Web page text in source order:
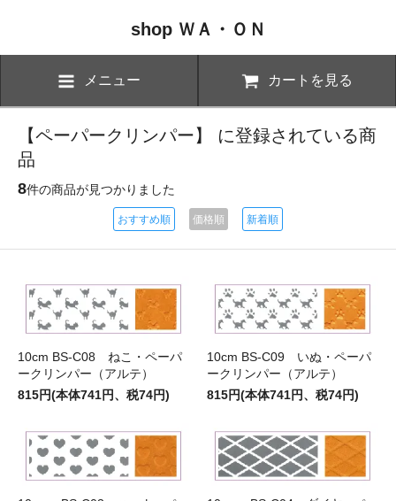
shop ＷＡ・ＯＮ
メニュー カートを見る
【ペーパークリンパー】 に登録されている商
品
8件の商品が見つかりました
おすすめ順 価格順 新着順
10cm BS-C08 ねこ・ペーパ
ークリンパー（アルテ）
815円(本体741円、税74円)
10cm BS-C09 いぬ・ペーパ
ークリンパー（アルテ）
815円(本体741円、税74円)